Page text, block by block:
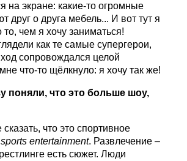
на экране: какие-то огромные
друг о друга мебель... И вот тут я
то, чем я хочу заниматься!
как те самые супергерои,
сопровождался целой
что-то щёлкнуло: я хочу так же!
поняли, что это больше шоу,
что это спортивное
sports entertainment. Развлечение –
есть сюжет. Люди